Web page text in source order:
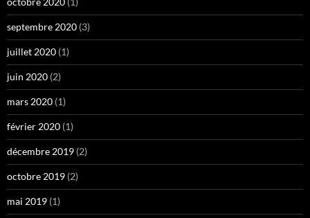
septembre 2020 (3)
juillet 2020 (1)
juin 2020 (2)
mars 2020 (1)
février 2020 (1)
décembre 2019 (2)
octobre 2019 (2)
mai 2019 (1)